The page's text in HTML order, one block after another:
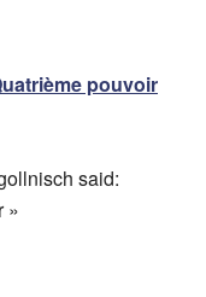
pouvoir
said:
»